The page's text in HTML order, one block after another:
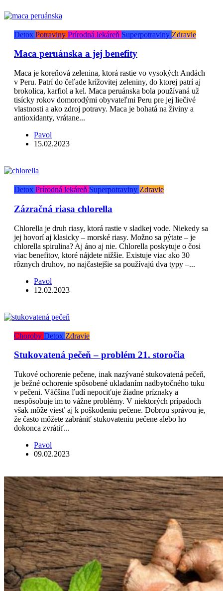
Detox Potraviny Prírodná lekáreň Superpotraviny Zdravie
Maca peruánska a jej benefity
Maca je koreňová zelenina, ktorá rastie vo vysokých Andách
v Peru. Patrí do čeľade krížovitej zeleniny, do ktorej patrí aj
brokolica, karfiol a kel. Maca peruánska bola používaná už
tisícky rokov domorodými obyvateľmi Peru pre jej liečivé
vlastnosti a ako zdroj potravy. Maca je bohatá na živiny a
antioxidanty, vrátane...
Pavol
15.02.2023
Detox Prírodná lekáreň Superpotraviny Zdravie
Zázračná riasa chlorella
Chlorella je druh riasy, ktorá rastie v sladkej vode. Niekedy sa
jej hovorí aj klasicky – morské riasy. Možno sa pýtate – je
chlorella spirulina? Aj áno aj nie. Chlorella poskytuje o čosi
viac benefitov, ktoré nájdete nižšie. Existuje viac ako 30
rôznych druhov, no najčastejšie sa používajú dva typy –...
Pavol
12.02.2023
Choroby Detox Zdravie
Stukovatená pečeň – problém 21. storočia
Tukové ochorenie pečene, inak nazývané stukovatená pečeň,
je bežné ochorenie spôsobené ukladaním nadbytočného tuku
v pečeni. Väčšina ľudí nepociťuje žiadne príznaky a
nespôsobuje im to vážne problémy. V niektorých prípadoch
však môže viesť aj k poškodeniu pečene. Dobrou správou je,
že často môžete zabrániť stukovateniu pečene alebo ho
dokonca zvrátiť...
Pavol
09.02.2023